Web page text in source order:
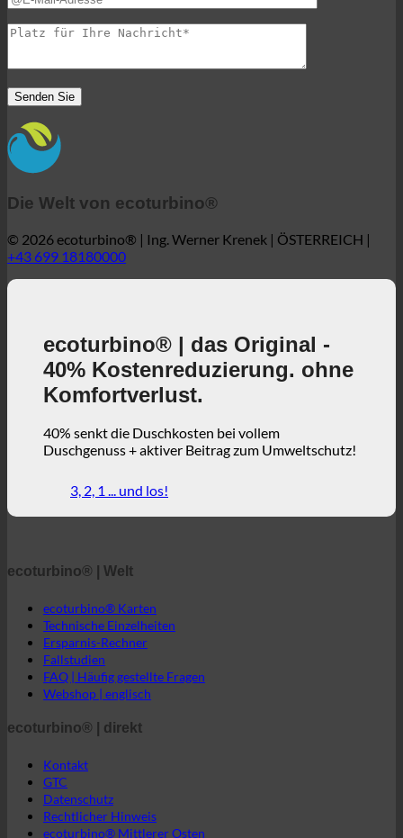
Die Welt von ecoturbino®
© 2026 ecoturbino® | Ing. Werner Krenek | ÖSTERREICH |
+43 699 18180000
ecoturbino® | das Original -
40% Kostenreduzierung. ohne
Komfortverlust.
40% senkt die Duschkosten bei vollem
3, 2, 1 ... und los!
ecoturbino® | Welt
ecoturbino® Karten
Technische Einzelheiten
Ersparnis-Rechner
Fallstudien
Webshop | englisch
ecoturbino® | direkt
Kontakt
GTC
Datenschutz